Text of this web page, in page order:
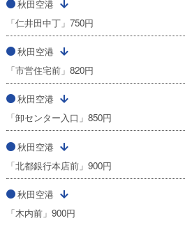
秋田空港
「仁井田中丁」750円
秋田空港
「市営住宅前」820円
秋田空港
「卸センター入口」850円
秋田空港
「北都銀行本店前」900円
秋田空港
「木内前」900円